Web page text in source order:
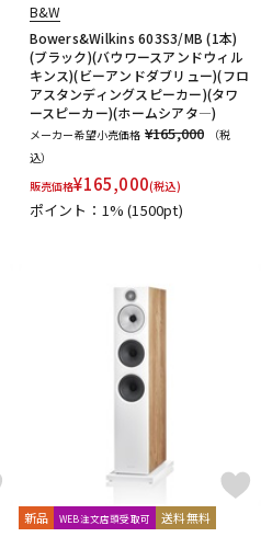
B&W
Bowers&Wilkins 603S3/MB (1本)
(ブラック)(バウワースアンドウィル
キンス)(ビーアンドダブリュー)(フロ
アスタンディングスピーカー)(タワ
ースピーカー)(ホームシアタ―)
メーカー希望小売価格 ¥165,000
（税
込）
販売価格¥165,000(税込)
ポイント：1%(1500pt)
新品 WEB注文店頭受取可 送料無料